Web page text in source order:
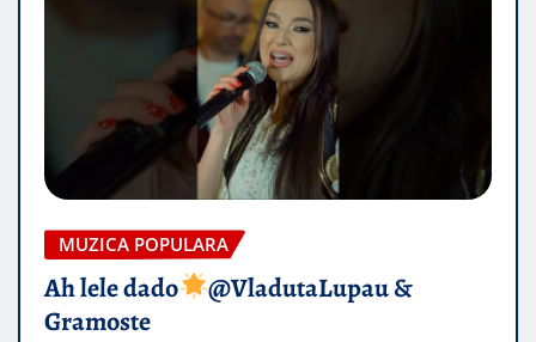
MUZICA POPULARA
Ah lele dado​
@VladutaLupau &
Gramoste